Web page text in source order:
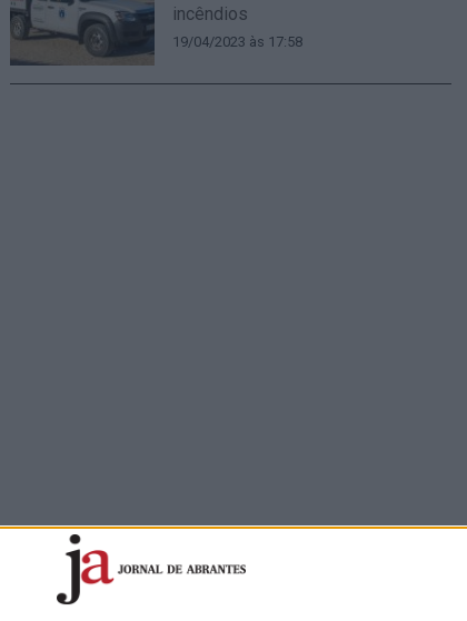
incêndios
19/04/2023 às 17:58